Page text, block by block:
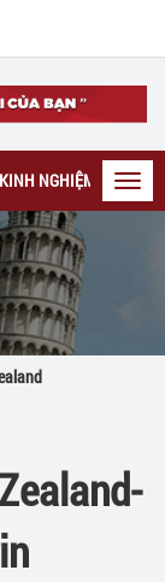
KINH NGHIỆM DU HỌC